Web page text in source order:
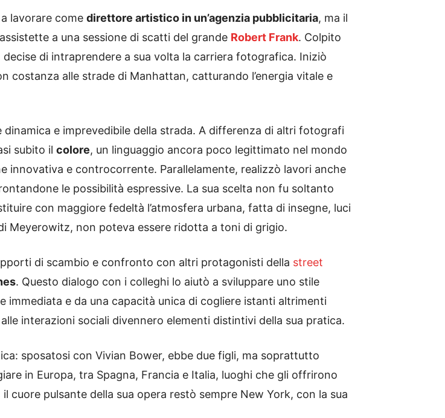
lavorare come direttore artistico in un’agenzia pubblicitaria, ma il
a una sessione di scatti del grande Robert Frank. Colpito
di intraprendere a sua volta la carriera fotografica. Iniziò
costanza alle strade di Manhattan, catturando l’energia vitale e
e imprevedibile della strada. A differenza di altri fotografi
subito il colore, un linguaggio ancora poco legittimato nel mondo
innovativa e controcorrente. Parallelamente, realizzò lavori anche
le possibilità espressive. La sua scelta non fu soltanto
con maggiore fedeltà l’atmosfera urbana, fatta di insegne, luci
Meyerowitz, non poteva essere ridotta a toni di grigio.
di scambio e confronto con altri protagonisti della street
. Questo dialogo con i colleghi lo aiutò a sviluppare uno stile
e da una capacità unica di cogliere istanti altrimenti
alle interazioni sociali divennero elementi distintivi della sua pratica.
sposatosi con Vivian Bower, ebbe due figli, ma soprattutto
in Europa, tra Spagna, Francia e Italia, luoghi che gli offrirono
cuore pulsante della sua opera restò sempre New York, con la sua